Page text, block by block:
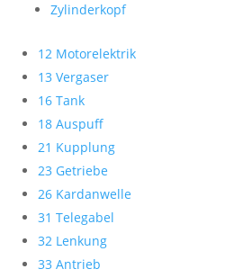
Zylinderkopf
12 Motorelektrik
13 Vergaser
16 Tank
18 Auspuff
21 Kupplung
23 Getriebe
26 Kardanwelle
31 Telegabel
32 Lenkung
33 Antrieb